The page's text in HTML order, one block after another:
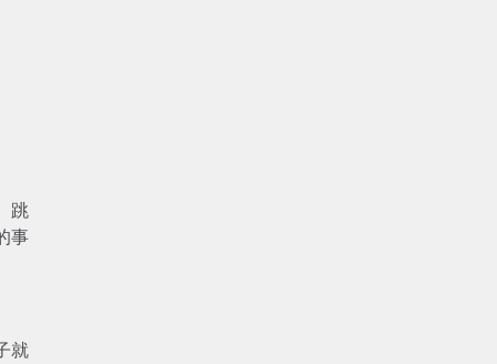
跳
事
就